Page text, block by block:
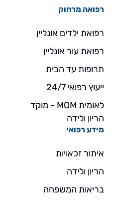
רפואה מרחוק
רפואת ילדים אונליין
רפואת עור אונליין
תרופות עד הבית
ייעוץ רפואי 24/7
לאומית MOM - מוקד
הריון ולידה
מידע רפואי
איתור זכאויות
הריון ולידה
בריאות המשפחה